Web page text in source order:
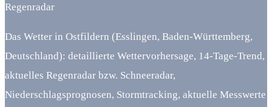
Regenradar
Das Wetter in Ostfildern (Esslingen, Baden-Württemberg,
Deutschland): detaillierte Wettervorhersage, 14-Tage-Trend,
aktuelles Regenradar bzw. Schneeradar,
Niederschlagsprognosen, Stormtracking, aktuelle Messwerte